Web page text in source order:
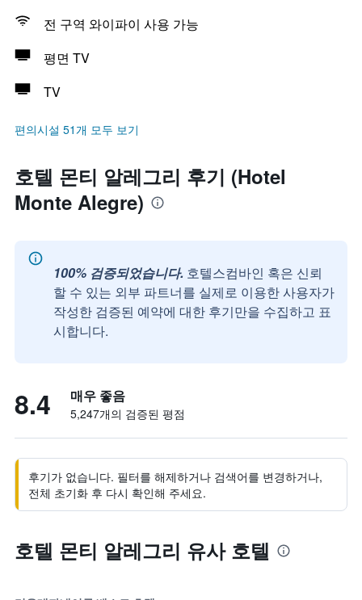
전 구역 와이파이 사용 가능
평면 TV
TV
편의시설 51개 모두 보기
호텔 몬티 알레그리 후기 (Hotel
Monte Alegre)
100% 검증되었습니다. 호텔스컴바인 혹은 신뢰
할 수 있는 외부 파트너를 실제로 이용한 사용자가
작성한 검증된 예약에 대한 후기만을 수집하고 표
시합니다.
8.4 매우 좋음
5,247개의 검증된 평점
후기가 없습니다. 필터를 해제하거나 검색어를 변경하거나,
전체 초기화 후 다시 확인해 주세요.
호텔 몬티 알레그리 유사 호텔